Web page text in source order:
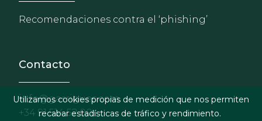
Recomendaciones contra el ‘phishing’
Contacto
info@garrigues.com
+34 91 514 52 00
Utilizamos cookies propias de medición que nos permiten
recabar estadísticas de tráfico y rendimiento.